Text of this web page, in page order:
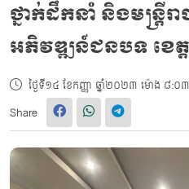
ថ្នាក់ដឹកនាំ និងមន្ត្រីរា
អភិវឌ្ឍន៍ជនបទ ខេត្
ថ្ងៃទី១៤ ខែកញ្ញា ឆ្នាំ២០២៣ ម៉ោង ៨:០
Share